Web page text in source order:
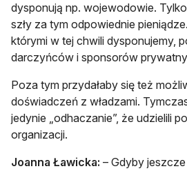
dysponują np. wojewodowie. Tylko
szły za tym odpowiednie
którymi w tej chwili dysponujemy,
darczyńców i sponsorów
Poza tym przydałaby się też
doświadczeń z władzami.
jedynie „odhaczanie”, że udzielili
organizacji.
Joanna Ławicka: – Gdyby